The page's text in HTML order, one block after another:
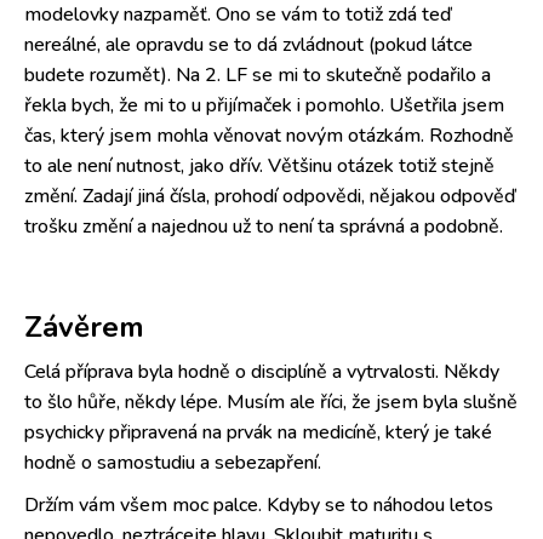
modelovky nazpaměť. Ono se vám to totiž zdá teď
nereálné, ale opravdu se to dá zvládnout (pokud látce
budete rozumět). Na 2. LF se mi to skutečně podařilo a
řekla bych, že mi to u přijímaček i pomohlo. Ušetřila jsem
čas, který jsem mohla věnovat novým otázkám. Rozhodně
to ale není nutnost, jako dřív. Většinu otázek totiž stejně
změní. Zadají jiná čísla, prohodí odpovědi, nějakou odpověď
trošku změní a najednou už to není ta správná a podobně.
Závěrem
Celá příprava byla hodně o disciplíně a vytrvalosti. Někdy
to šlo hůře, někdy lépe. Musím ale říci, že jsem byla slušně
psychicky připravená na prvák na medicíně, který je také
hodně o samostudiu a sebezapření.
Držím vám všem moc palce. Kdyby se to náhodou letos